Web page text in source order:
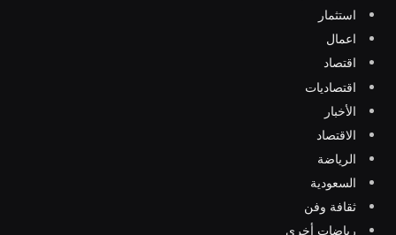
استثمار
اعمال
اقتصاد
اقتصاديات
الأخبار
الاقتصاد
الرياضة
السعودية
ثقافة وفن
رياضات أخرى